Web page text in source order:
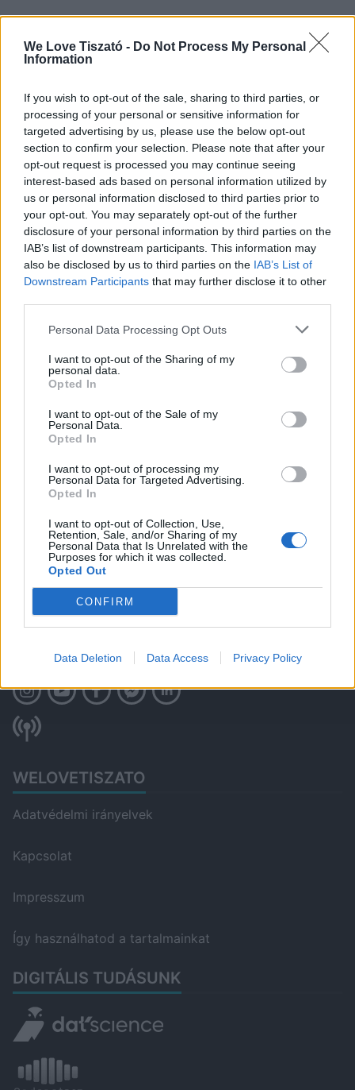
We Love Tiszató - Do Not Process My Personal
Information
If you wish to opt-out of the sale, sharing to third parties, or
processing of your personal or sensitive information for
targeted advertising by us, please use the below opt-out
section to confirm your selection. Please note that after your
opt-out request is processed you may continue seeing
interest-based ads based on personal information utilized by
us or personal information disclosed to third parties prior to
your opt-out. You may separately opt-out of the further
disclosure of your personal information by third parties on the
IAB’s list of downstream participants. This information may
also be disclosed by us to third parties on the IAB’s List of
Downstream Participants that may further disclose it to other
Personal Data Processing Opt Outs
I want to opt-out of the Sharing of my
personal data.
Opted In
I want to opt-out of the Sale of my
Personal Data.
Opted In
I want to opt-out of processing my
Personal Data for Targeted Advertising.
Opted In
I want to opt-out of Collection, Use,
Retention, Sale, and/or Sharing of my
Personal Data that Is Unrelated with the
Purposes for which it was collected.
Opted Out
CONFIRM
Data Deletion Data Access Privacy Policy
Családoknak, baráti társaságoknak és
kikapcsolódásra vágyik.
A túra kezdők számára is könnyedén
teljesíthető.
Fontos információk
Találkozó: Sarud, KalandPart
Felszerelés: mentőmellényt és minden
szükséges eszközt biztosítanak a
szervezők
Regisztráció:
Tel: +36 70 387 4088
ITT IS FENT VAGYUNK
WELOVETISZATO
Adatvédelmi irányelvek
Kapcsolat
Impresszum
Így használhatod a tartalmainkat
DIGITÁLIS TUDÁSUNK